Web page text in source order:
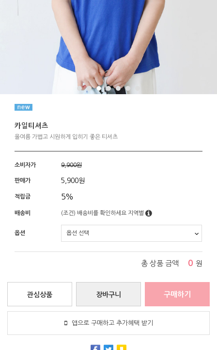
카일티셔츠
올여름 가볍고 시원하게 입히기 좋은 티셔츠
소비자가 9,900원
판매가 5,900원
적립금 5%
배송비 (조건) 배송비를 확인하세요 지역별
옵션
총 상품 금액 0 원
장바구니
관심상품 구매하기
앱으로 구매하고 추가혜택 받기